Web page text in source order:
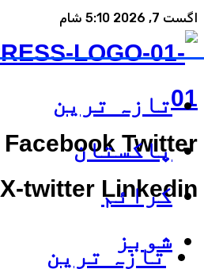
اگست 7, 2026 5:10 شام
Facebook Twitter
X-twitter Linkedin
تازہ ترین
تازہ ترین
پاکستان
کرائم
شوبز